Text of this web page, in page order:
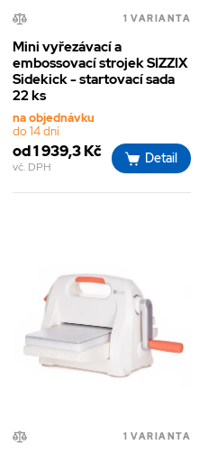
1 VARIANTA
Mini vyřezávací a
embossovací strojek SIZZIX
Sidekick - startovací sada
22 ks
na objednávku
do 14 dní
od 1 939,3 Kč
vč. DPH
Detail
1 VARIANTA